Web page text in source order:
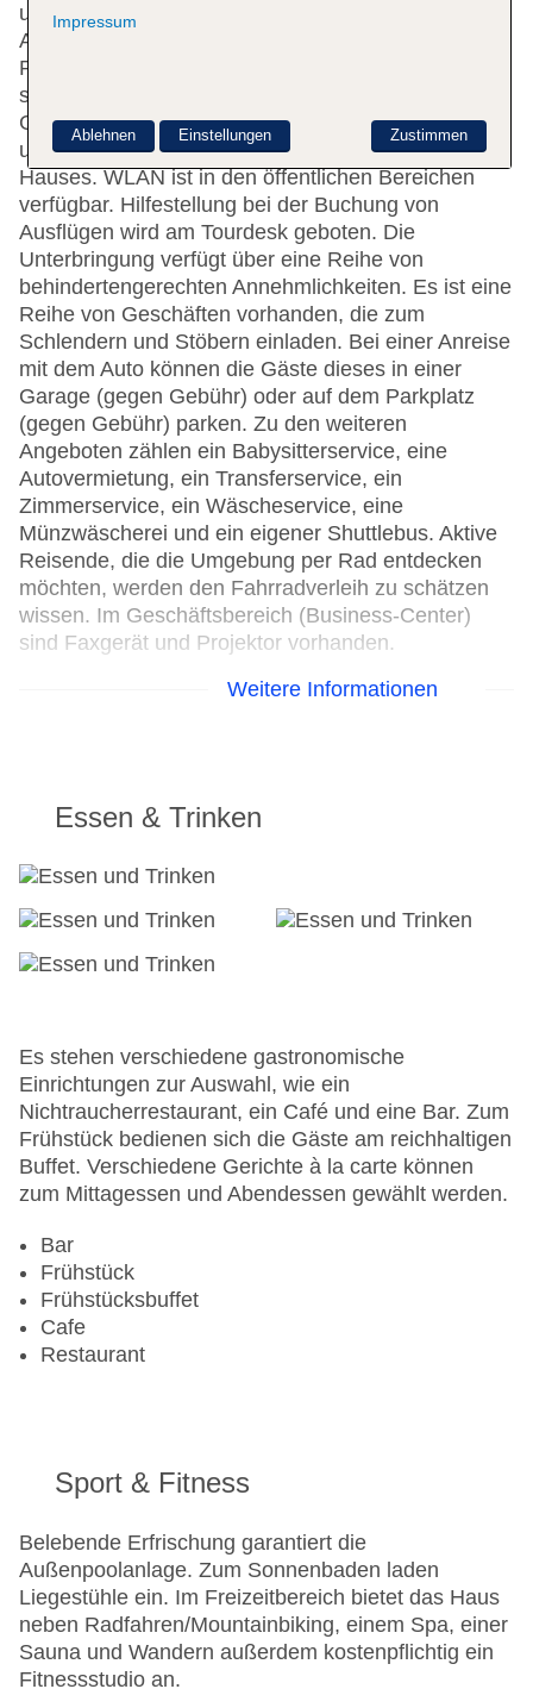
und 27 Doppelzimmer auf 7 Etagen, die mit einem
Aufzug erreichbar sind. Englischsprachiges
Personal an der Rezeption im Empfangsbereich
steht zur Seite beim Ein- und Auschecken. Eine
Gepäckaufbewahrung, ein Safe, eine Wechselstube
und ein Geldautomat gehören zur Einrichtung des
Hauses. WLAN ist in den öffentlichen Bereichen
verfügbar. Hilfestellung bei der Buchung von
Ausflügen wird am Tourdesk geboten. Die
Unterbringung verfügt über eine Reihe von
behindertengerechten Annehmlichkeiten. Es ist eine
Reihe von Geschäften vorhanden, die zum
Schlendern und Stöbern einladen. Bei einer Anreise
mit dem Auto können die Gäste dieses in einer
Garage (gegen Gebühr) oder auf dem Parkplatz
(gegen Gebühr) parken. Zu den weiteren
Angeboten zählen ein Babysitterservice, eine
Autovermietung, ein Transferservice, ein
Zimmerservice, ein Wäscheservice, eine
Münzwäscherei und ein eigener Shuttlebus. Aktive
Reisende, die die Umgebung per Rad entdecken
möchten, werden den Fahrradverleih zu schätzen
wissen. Im Geschäftsbereich (Business-Center)
sind Faxgerät und Projektor vorhanden.
Konferenzraum
Garage: gegen Gebühr
Hotelsafe
WLAN/WiFi im Hotel
Lift
Haustiere
Zimmerservice
Gesamtanzahl der Stockwerke: 7
Gesamtanzahl der Zimmer: 39
Pools:Outdoor Pool, Liegen am Pool
Zahlungsarten: American Express, Diners Club,
Landeskategorie: 4 Sterne
Weitere Informationen
Essen & Trinken
Es stehen verschiedene gastronomische
Einrichtungen zur Auswahl, wie ein
Nichtraucherrestaurant, ein Café und eine Bar. Zum
Frühstück bedienen sich die Gäste am reichhaltigen
Buffet. Verschiedene Gerichte à la carte können
zum Mittagessen und Abendessen gewählt werden.
Bar
Frühstück
Frühstücksbuffet
Cafe
Restaurant
Sport & Fitness
Belebende Erfrischung garantiert die
Außenpoolanlage. Zum Sonnenbaden laden
Liegestühle ein. Im Freizeitbereich bietet das Haus
neben Radfahren/Mountainbiking, einem Spa, einer
Sauna und Wandern außerdem kostenpflichtig ein
Fitnessstudio an.
Impressum
Zustimmen
Ablehnen Einstellungen